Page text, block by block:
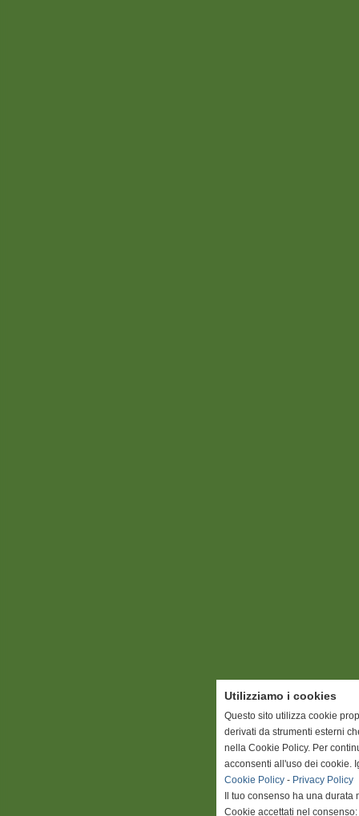
Utilizziamo i cookies
Questo sito utilizza cookie
derivati da strumenti esterni
nella Cookie Policy. Per
acconsenti all'uso dei cookie.
Cookie Policy - Privacy Policy
Il tuo consenso ha una durata
Cookie accettati nel